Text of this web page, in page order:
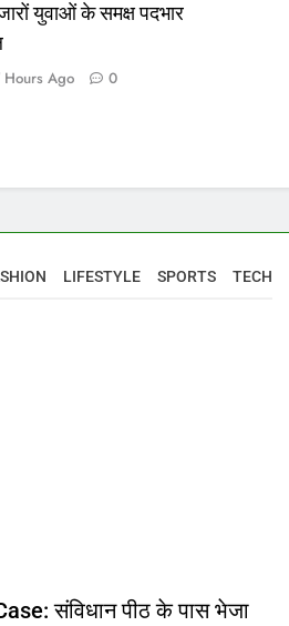
युवाओं के समक्ष पदभार
Hours Ago 0
LIFESTYLE SPORTS TECH
संविधान पीठ के पास भेजा